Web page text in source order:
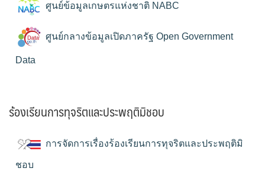
ศูนย์ข้อมูลเกษตรแห่งชาติ NABC
ศูนย์กลางข้อมูลเปิดภาครัฐ Open Government
Data
ร้องเรียนการทุจริตและประพฤติมิชอบ
การจัดการเรื่องร้องเรียนการทุจริตและประพฤติมิ
ชอบ